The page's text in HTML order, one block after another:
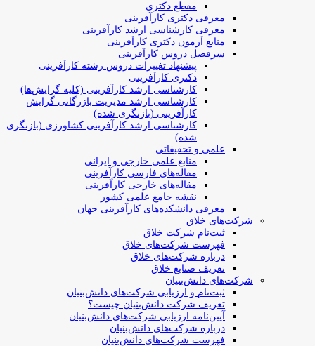
مقطع دکتری
معرفی دکتری کارآفرینی
معرفی کارشناسی ارشد کارآفرینی
منابع آزمون دکتری کارآفرینی
سرفصل دروس کارآفرینی
پیشنهاد تغییرات دروس رشته کارآفرینی
دکتری کارآفرینی
کارشناسی ارشد کارآفرینی (کلیه گرایش‌ها)
کارشناسی ارشد مدیریت بازرگانی گرایش
کارآفرینی (بازنگری شده)
کارشناسی ارشد کارآفرینی کشاورزی (بازنگری
شده)
علمی و تحقیقاتی
منابع علمی خارجی و ایرانی
مقاله‌های فارسی کارآفرینی
مقاله‌های خارجی کارآفرینی
نقشه جامع علمی کشور
معرفی دانشکده‌های کارآفرینی جهان
شرکت‌های خلاق
ثبت‌نام شرکت خلاق
فهرست شرکت‌های خلاق
درباره شرکت‌های خلاق
تعریف صنایع خلاق
شرکت‌های دانش‌بنیان
ثبت‌نام و ارزیابی شرکت‌های دانش‌بنیان
تعریف شرکت دانش‌بنیان چیست؟
آیین‌نامه ارزیابی شرکت‌های دانش‌بنیان
درباره شرکت‌های دانش‌بنیان
فهرست شرکت‌های دانش‌بنیان